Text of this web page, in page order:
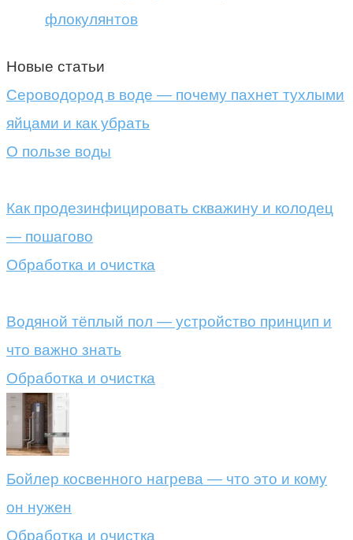
флокулянтов
Новые статьи
Сероводород в воде — почему пахнет тухлыми
яйцами и как убрать
О пользе воды
Как продезинфицировать скважину и колодец
— пошагово
Обработка и очистка
Водяной тёплый пол — устройство принцип и
что важно знать
Обработка и очистка
Бойлер косвенного нагрева — что это и кому
он нужен
Обработка и очистка